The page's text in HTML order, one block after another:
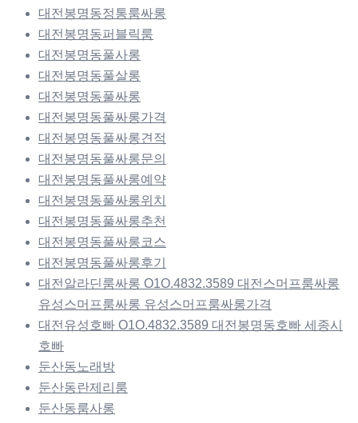
대전봉명동정통룸싸롱
대전봉명동퍼블릭룸
대전봉명동풀사롱
대전봉명동풀살롱
대전봉명동풀싸롱
대전봉명동풀싸롱가격
대전봉명동풀싸롱견적
대전봉명동풀싸롱문의
대전봉명동풀싸롱예약
대전봉명동풀싸롱위치
대전봉명동풀싸롱추천
대전봉명동풀싸롱코스
대전봉명동풀싸롱후기
대전알라딘룸싸롱 O1O.4832.3589 대전스머프룸싸롱
유성스머프룸싸롱 유성스머프룸싸롱가격
대전유성호빠 O1O.4832.3589 대전봉명동호빠 세종시
호빠
둔산동노래방
둔산동란제리룸
둔산동룸사롱